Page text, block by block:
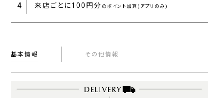
4 来店ごとに100円分 のポイント加算(アプリのみ)
基本情報 その他情報